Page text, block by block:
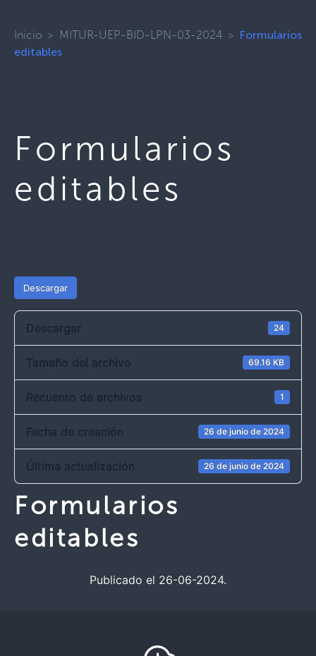
Inicio > MITUR-UEP-BID-LPN-03-2024 > Formularios
editables
Formularios
editables
Descargar
Descargar 24
Tamaño del archivo 69.16 KB
Recuento de archivos 1
Fecha de creación 26 de junio de 2024
Última actualización 26 de junio de 2024
Formularios
editables
Publicado el 26-06-2024.